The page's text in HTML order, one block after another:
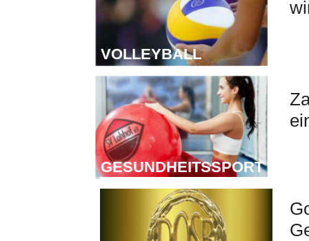
VOLLEYBALL
GESUNDHEITSSPORT